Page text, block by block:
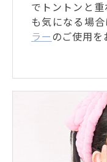
でトントンと
も気になる場合
ラー のご使用を